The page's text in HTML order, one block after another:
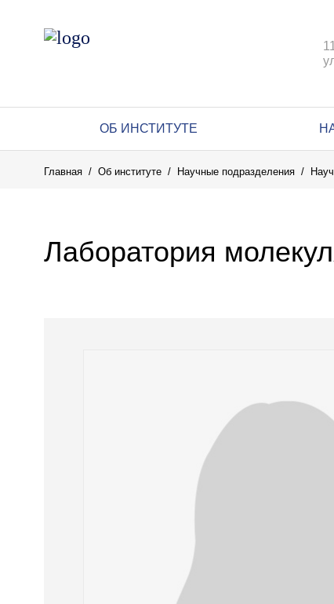
ОБ ИНСТИТУТЕ
Главная Об институте Научные подразделения
Лаборатория